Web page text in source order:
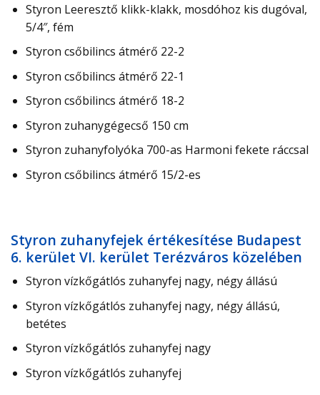
Styron Leeresztő klikk-klakk, mosdóhoz kis dugóval,
5/4″, fém
Styron csőbilincs átmérő 22-2
Styron csőbilincs átmérő 22-1
Styron csőbilincs átmérő 18-2
Styron zuhanygégecső 150 cm
Styron zuhanyfolyóka 700-as Harmoni fekete ráccsal
Styron csőbilincs átmérő 15/2-es
Styron zuhanyfejek értékesítése Budapest
6. kerület VI. kerület Terézváros közelében
Styron vízkőgátlós zuhanyfej nagy, négy állású
Styron vízkőgátlós zuhanyfej nagy, négy állású,
betétes
Styron vízkőgátlós zuhanyfej nagy
Styron vízkőgátlós zuhanyfej